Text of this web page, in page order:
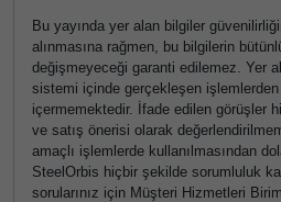
Bu yayında yer alan bilgiler
alınmasına rağmen, bu bilgilerin
değişmeyeceği garanti edilemez. Yer
sistemi içinde gerçekleşen
içermemektedir. İfade edilen görüşler
ve satış önerisi olarak
amaçlı işlemlerde kullanılmasından
SteelOrbis hiçbir şekilde sorumluluk
sorularınız için Müşteri Hizmetleri